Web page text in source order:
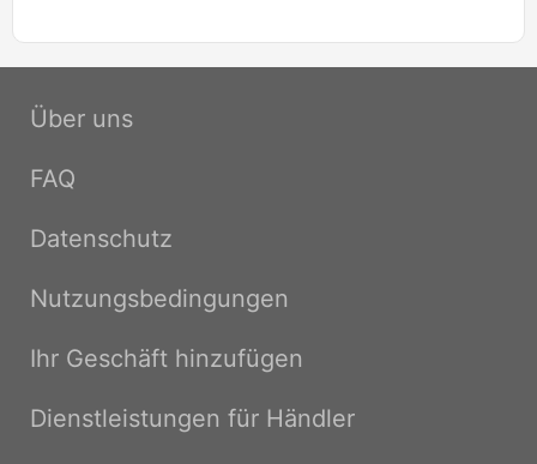
Über uns
FAQ
Datenschutz
Nutzungsbedingungen
Ihr Geschäft hinzufügen
Dienstleistungen für Händler